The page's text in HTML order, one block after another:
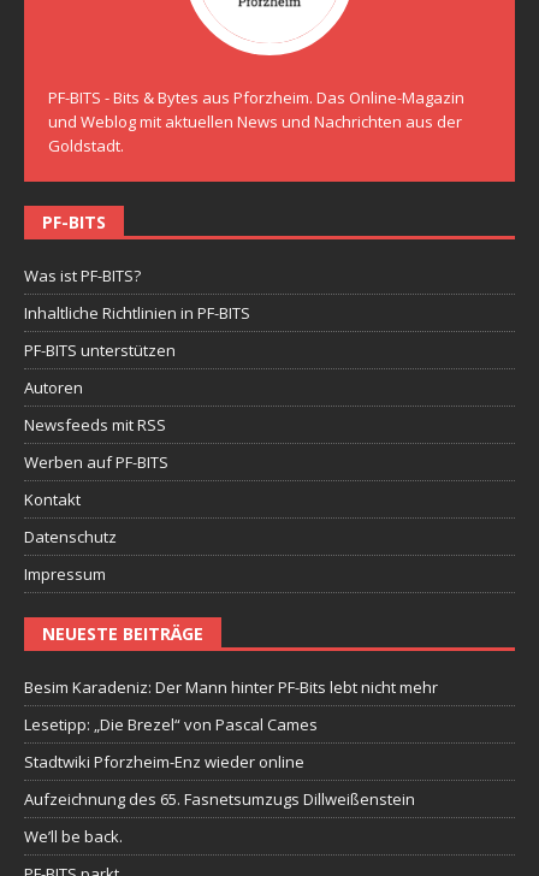
PF-BITS - Bits & Bytes aus Pforzheim. Das Online-Magazin
und Weblog mit aktuellen News und Nachrichten aus der
Goldstadt.
PF-BITS
Was ist PF-BITS?
Inhaltliche Richtlinien in PF-BITS
PF-BITS unterstützen
Autoren
Newsfeeds mit RSS
Werben auf PF-BITS
Kontakt
Datenschutz
Impressum
NEUESTE BEITRÄGE
Besim Karadeniz: Der Mann hinter PF-Bits lebt nicht mehr
Lesetipp: „Die Brezel“ von Pascal Cames
Stadtwiki Pforzheim-Enz wieder online
Aufzeichnung des 65. Fasnetsumzugs Dillweißenstein
We’ll be back.